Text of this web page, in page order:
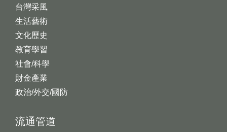
台灣采風
生活藝術
文化歷史
教育學習
社會/科學
財金產業
政治/外交/國防
流通管道